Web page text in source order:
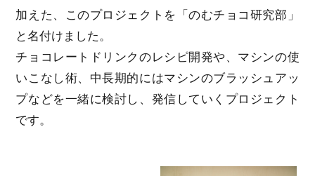
加えた、このプロジェクトを「のむチョコ研究部」
と名付けました。
チョコレートドリンクのレシピ開発や、マシンの使
いこなし術、中長期的にはマシンのブラッシュアッ
プなどを一緒に検討し、発信していくプロジェクト
です。